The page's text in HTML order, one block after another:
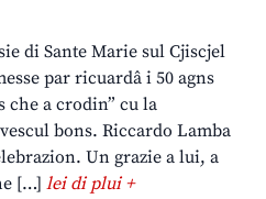
di Sante Marie sul Cjiscjel
par ricuardâ i 50 agns
che a crodin” cu la
bons. Riccardo Lamba
Un grazie a lui, a
[…] lei di plui +